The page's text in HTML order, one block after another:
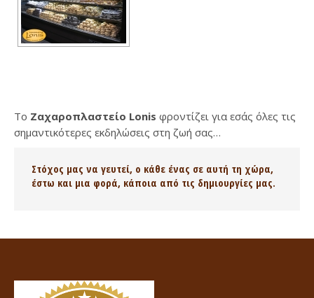
To Ζαχαροπλαστείο Lonis φροντίζει για εσάς όλες τις
σημαντικότερες εκδηλώσεις στη ζωή σας…
Στόχος μας να γευτεί, ο κάθε ένας σε αυτή τη χώρα,
έστω και μια φορά, κάποια από τις δημιουργίες μας.